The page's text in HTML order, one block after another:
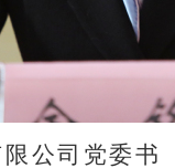
公司党委书